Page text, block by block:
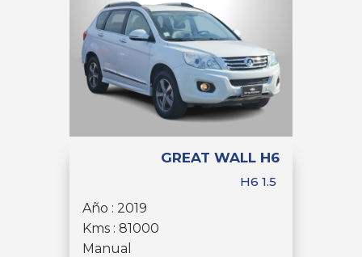
GREAT WALL H6
H6 1.5
Año : 2019
Kms : 81000
Manual